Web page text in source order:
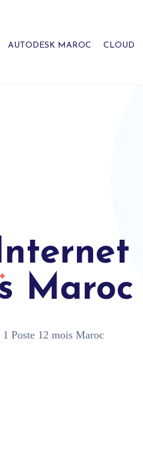
AUTODESK MAROC CLOUD
Maroc
Poste 12 mois Maroc